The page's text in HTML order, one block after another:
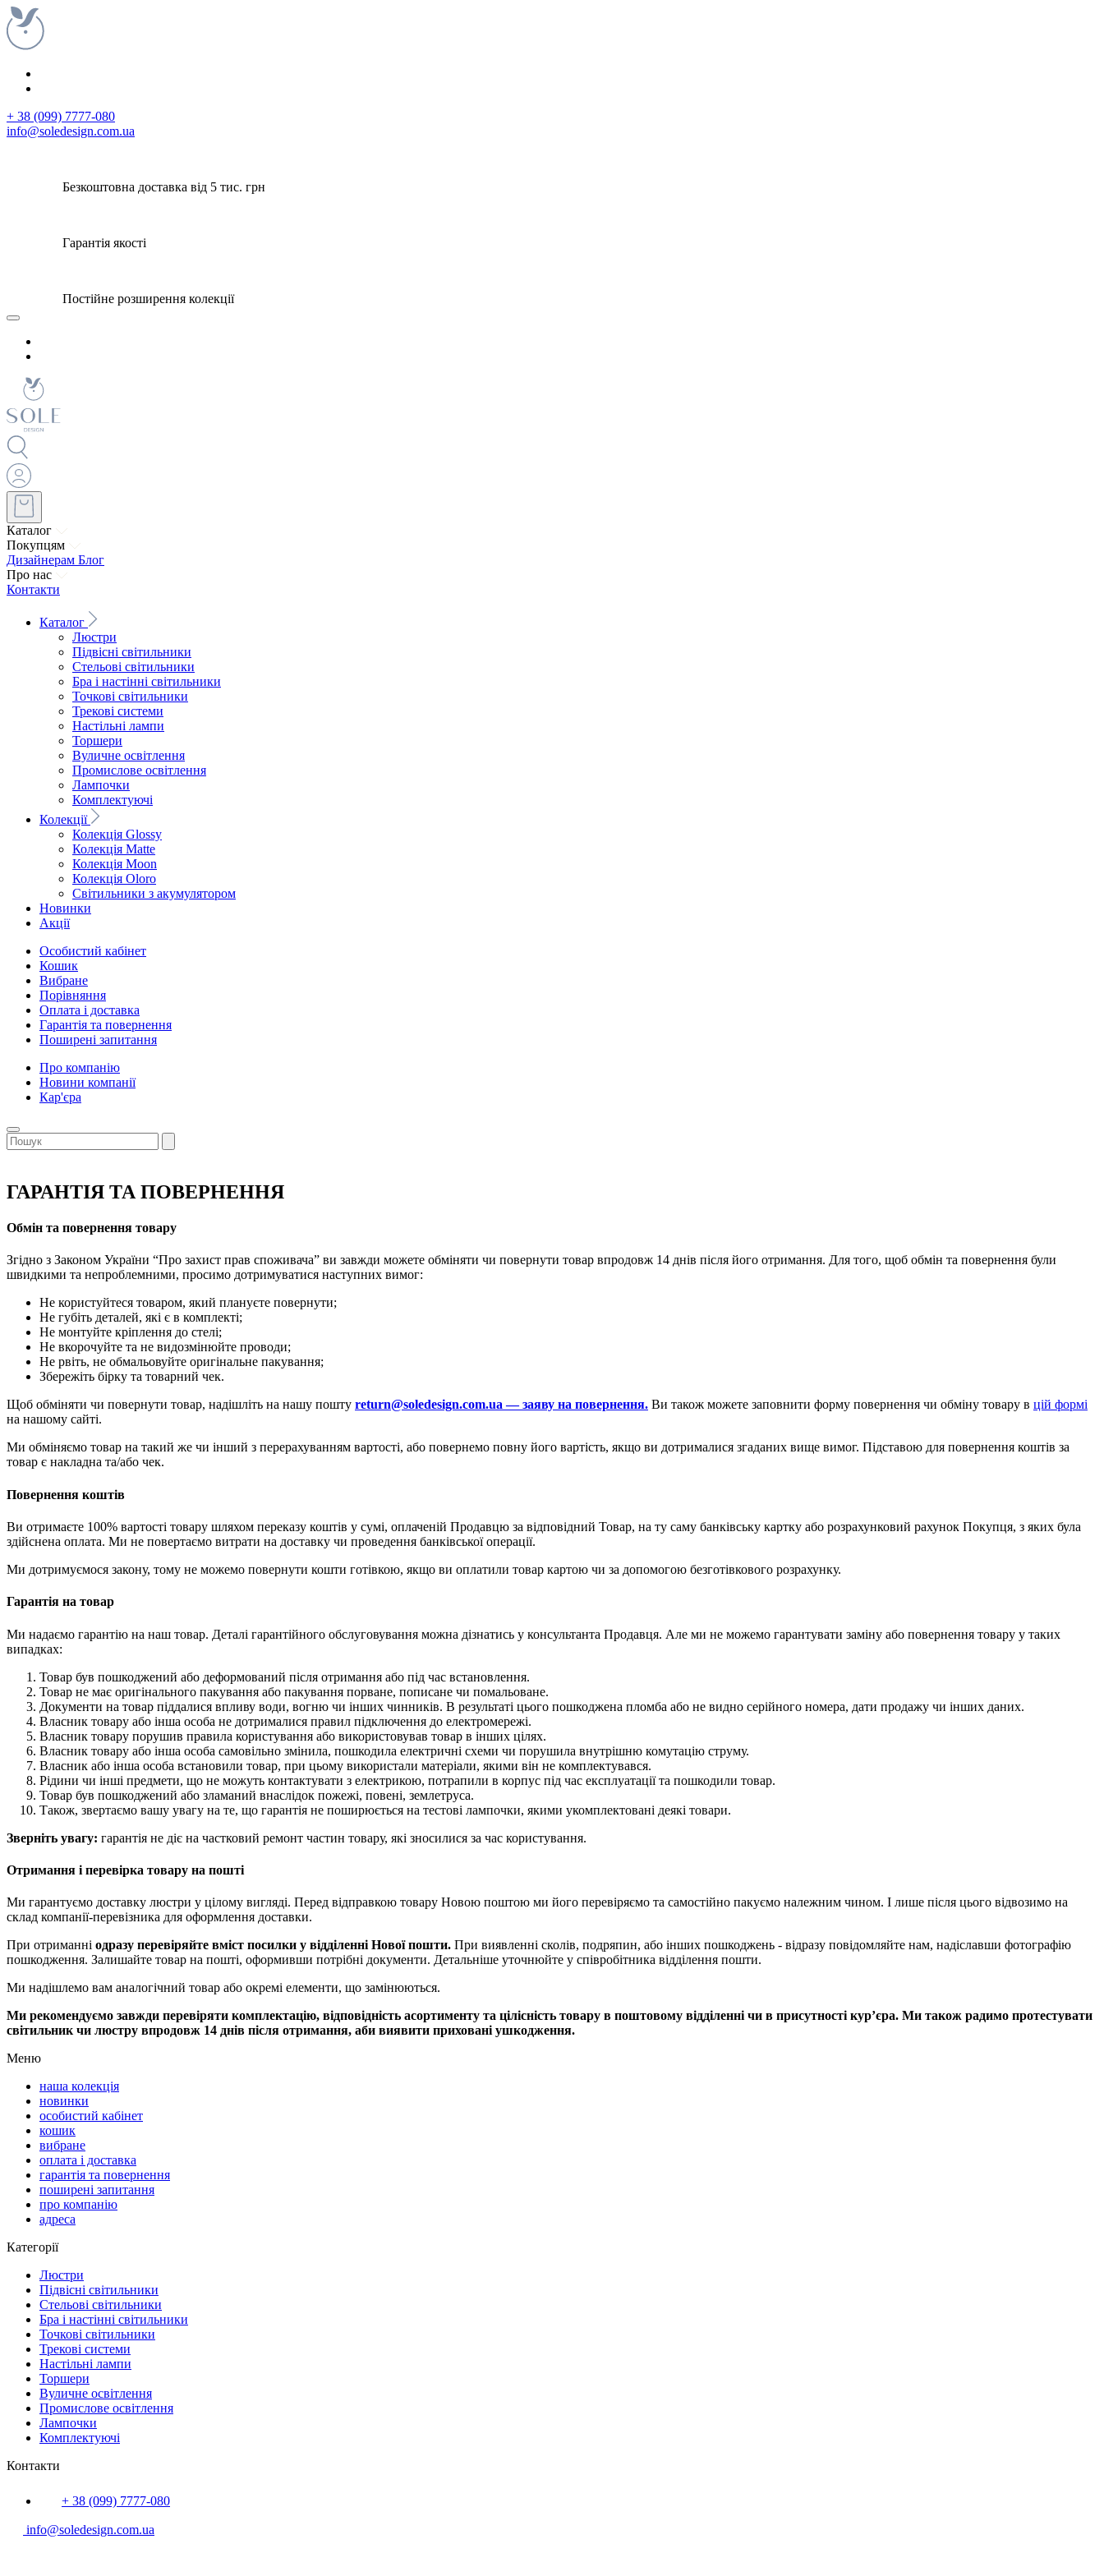
+ 38 (099) 7777-080
info@soledesign.com.ua
Безкоштовна доставка від 5 тис. грн
Гарантія якості
Постійне розширення колекції
Каталог
Покупцям
Дизайнерам Блог
Про нас
Контакти
Каталог
Люстри
Підвісні світильники
Стельові світильники
Бра і настінні світильники
Точкові світильники
Трекові системи
Настільні лампи
Торшери
Вуличне освітлення
Промислове освітлення
Лампочки
Комплектуючі
Колекції
Колекція Glossy
Колекція Matte
Колекція Moon
Колекція Oloro
Світильники з акумулятором
Новинки
Акції
Особистий кабінет
Кошик
Вибране
Порівняння
Оплата і доставка
Гарантія та повернення
Поширені запитання
Про компанію
Новини компанії
Кар'єра
ГАРАНТІЯ ТА ПОВЕРНЕННЯ
Обмін та повернення товару
Згідно з Законом України “Про захист прав споживача” ви завжди можете обміняти чи повернути товар впродовж 14 днів після його отримання. Для того, щоб обмін та повернення були
швидкими та непроблемними, просимо дотримуватися наступних вимог:
Не користуйтеся товаром, який плануєте повернути;
Не губіть деталей, які є в комплекті;
Не монтуйте кріплення до стелі;
Не вкорочуйте та не видозмінюйте проводи;
Не рвіть, не обмальовуйте оригінальне пакування;
Збережіть бірку та товарний чек.
Щоб обміняти чи повернути товар, надішліть на нашу пошту return@soledesign.com.ua — заяву на повернення. Ви також можете заповнити форму повернення чи обміну товару в цій формі
на нашому сайті.
Ми обміняємо товар на такий же чи інший з перерахуванням вартості, або повернемо повну його вартість, якщо ви дотрималися згаданих вище вимог. Підставою для повернення коштів за
товар є накладна та/або чек.
Повернення коштів
Ви отримаєте 100% вартості товару шляхом переказу коштів у сумі, оплаченій Продавцю за відповідний Товар, на ту саму банківську картку або розрахунковий рахунок Покупця, з яких була
здійснена оплата. Ми не повертаємо витрати на доставку чи проведення банківської операції.
Ми дотримуємося закону, тому не можемо повернути кошти готівкою, якщо ви оплатили товар картою чи за допомогою безготівкового розрахунку.
Гарантія на товар
Ми надаємо гарантію на наш товар. Деталі гарантійного обслуговування можна дізнатись у консультанта Продавця. Але ми не можемо гарантувати заміну або повернення товару у таких
випадках:
Товар був пошкоджений або деформований після отримання або під час встановлення.
Товар не має оригінального пакування або пакування порване, пописане чи помальоване.
Документи на товар піддалися впливу води, вогню чи інших чинників. В результаті цього пошкоджена пломба або не видно серійного номера, дати продажу чи інших даних.
Власник товару або інша особа не дотрималися правил підключення до електромережі.
Власник товару порушив правила користування або використовував товар в інших цілях.
Власник товару або інша особа самовільно змінила, пошкодила електричні схеми чи порушила внутрішню комутацію струму.
Власник або інша особа встановили товар, при цьому використали матеріали, якими він не комплектувався.
Рідини чи інші предмети, що не можуть контактувати з електрикою, потрапили в корпус під час експлуатації та пошкодили товар.
Товар був пошкоджений або зламаний внаслідок пожежі, повені, землетруса.
Також, звертаємо вашу увагу на те, що гарантія не поширюється на тестові лампочки, якими укомплектовані деякі товари.
Зверніть увагу: гарантія не діє на частковий ремонт частин товару, які зносилися за час користування.
Отримання i перевiрка товару на поштi
Ми гарантуємо доставку люстри у цілому вигляді. Перед відправкою товару Новою поштою ми його перевіряємо та самостійно пакуємо належним чином. І лише після цього відвозимо на
склад компанії-перевізника для оформлення доставки.
При отриманні одразу перевіряйте вміст посилки у відділенні Нової пошти. При виявленні сколів, подряпин, або інших пошкоджень - відразу повідомляйте нам, надіславши фотографію
пошкодження. Залишайте товар на пошті, оформивши потрібні документи. Детальніше уточнюйте у співробітника відділення пошти.
Ми надішлемо вам аналогічний товар або окремі елементи, що замінюються.
Ми рекомендуємо завжди перевіряти комплектацію, відповідність асортименту та цілісність товару в поштовому відділенні чи в присутності кур’єра. Ми також радимо протестувати
світильник чи люстру впродовж 14 днів після отримання, аби виявити приховані ушкодження.
Меню
наша колекція
новинки
особистий кабінет
кошик
вибране
оплата і доставка
гарантія та повернення
поширені запитання
про компанію
адреса
Категорії
Люстри
Підвісні світильники
Стельові світильники
Бра і настінні світильники
Точкові світильники
Трекові системи
Настільні лампи
Торшери
Вуличне освітлення
Промислове освітлення
Лампочки
Комплектуючі
Контакти
+ 38 (099) 7777-080
info@soledesign.com.ua